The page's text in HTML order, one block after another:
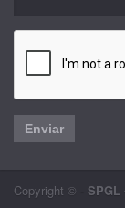
Enviar
Copyright © - SPGL